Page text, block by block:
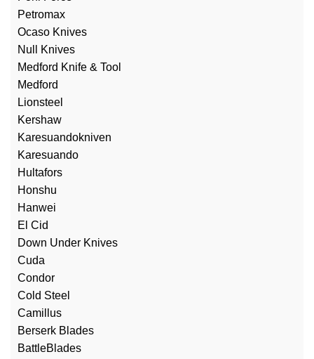
Petromax
Ocaso Knives
Null Knives
Medford Knife & Tool
Medford
Lionsteel
Kershaw
Karesuandokniven
Karesuando
Hultafors
Honshu
Hanwei
El Cid
Down Under Knives
Cuda
Condor
Cold Steel
Camillus
Berserk Blades
BattleBlades